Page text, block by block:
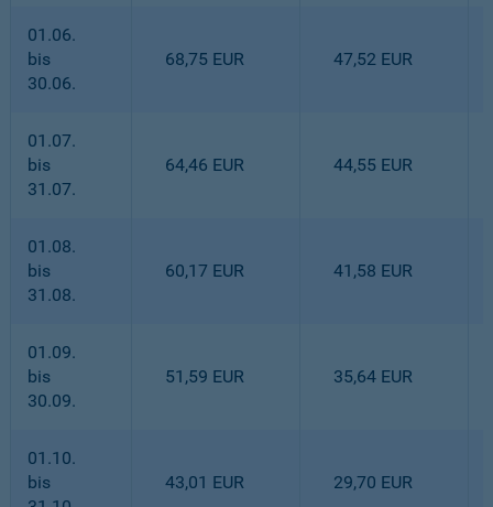
01.06.
bis
30.06.
68,75 EUR 47,52 EUR
01.07.
bis
31.07.
64,46 EUR 44,55 EUR
01.08.
bis
31.08.
60,17 EUR 41,58 EUR
01.09.
bis
30.09.
51,59 EUR 35,64 EUR
01.10.
bis
43,01 EUR 29,70 EUR